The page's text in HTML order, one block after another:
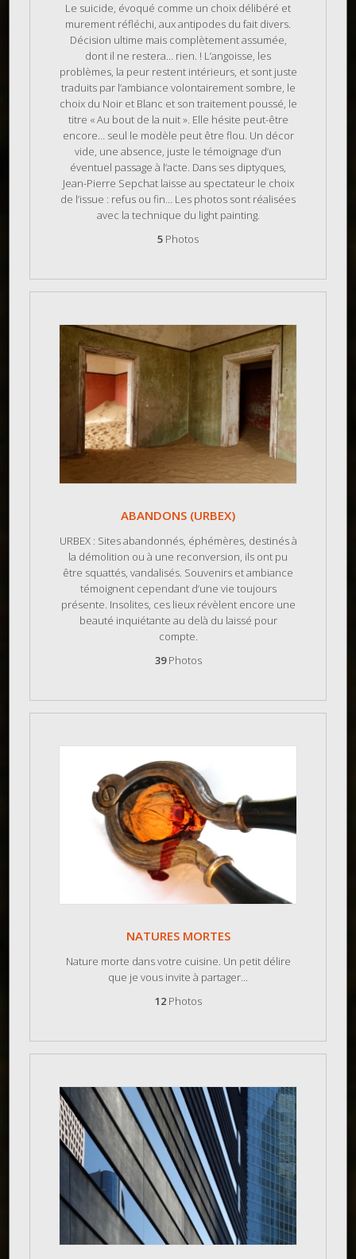
Le suicide, évoqué comme un choix délibéré et
murement réfléchi, aux antipodes du fait divers.
Décision ultime mais complètement assumée,
dont il ne restera… rien. ! L’angoisse, les
problèmes, la peur restent intérieurs, et sont juste
traduits par l’ambiance volontairement sombre, le
choix du Noir et Blanc et son traitement poussé, le
titre « Au bout de la nuit ». Elle hésite peut-être
encore… seul le modèle peut être flou. Un décor
vide, une absence, juste le témoignage d’un
éventuel passage à l’acte. Dans ses diptyques,
Jean-Pierre Sepchat laisse au spectateur le choix
de l’issue : refus ou fin… Les photos sont réalisées
avec la technique du light painting.
5 Photos
ABANDONS (URBEX)
URBEX : Sites abandonnés, éphémères, destinés à
la démolition ou à une reconversion, ils ont pu
être squattés, vandalisés. Souvenirs et ambiance
témoignent cependant d’une vie toujours
présente. Insolites, ces lieux révèlent encore une
beauté inquiétante au delà du laissé pour
compte.
39Photos
NATURES MORTES
Nature morte dans votre cuisine. Un petit délire
que je vous invite à partager...
12Photos